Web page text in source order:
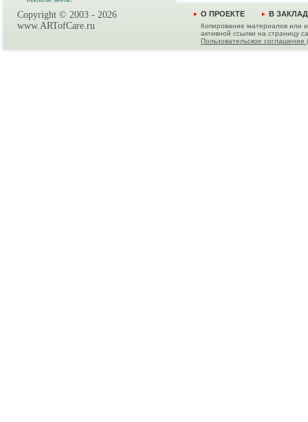
Copyright © 2003 - 2026
www.ARTofCare.ru
О ПРОЕКТЕ В
Копирование материалов или
активной ссылки на страницу
Пользовательское